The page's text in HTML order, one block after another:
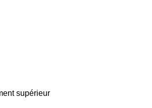
supérieur